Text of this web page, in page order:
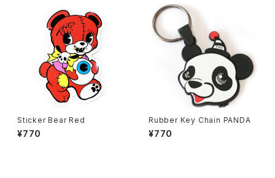
Sticker Bear Red
¥770
Rubber Key Chain PANDA
¥770